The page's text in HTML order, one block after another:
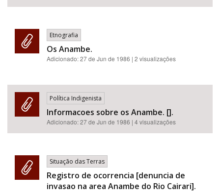
Etnografia
Os Anambe.
Adicionado:27 de Jun de 1986 | 2 visualizações
Política Indigenista
Informacoes sobre os Anambe. [].
Adicionado:27 de Jun de 1986 | 4 visualizações
Situação das Terras
Registro de ocorrencia [denuncia de
invasao na area Anambe do Rio Cairari].